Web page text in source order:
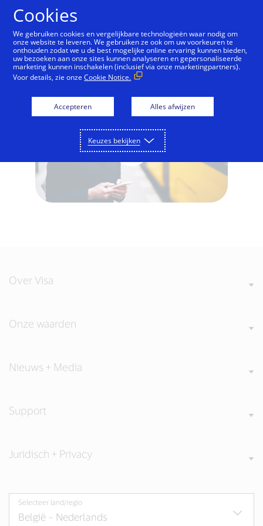
Visa Digitale Ticketverkoop
Over Visa
Onze waarden
Nieuws + Media
Support
Juridisch + Privacy
Selecteer land/regio
Cookies
We gebruiken cookies en vergelijkbare technologieën waar nodig om
onze website te leveren. We gebruiken ze ook om uw voorkeuren te
onthouden zodat we u de best mogelijke online ervaring kunnen bieden,
uw bezoeken aan onze sites kunnen analyseren en gepersonaliseerde
marketing kunnen inschakelen (inclusief via onze marketingpartners).
Voor details, zie onzeCookie Notice.
Accepteren Alles afwijzen
Keuzes bekijken